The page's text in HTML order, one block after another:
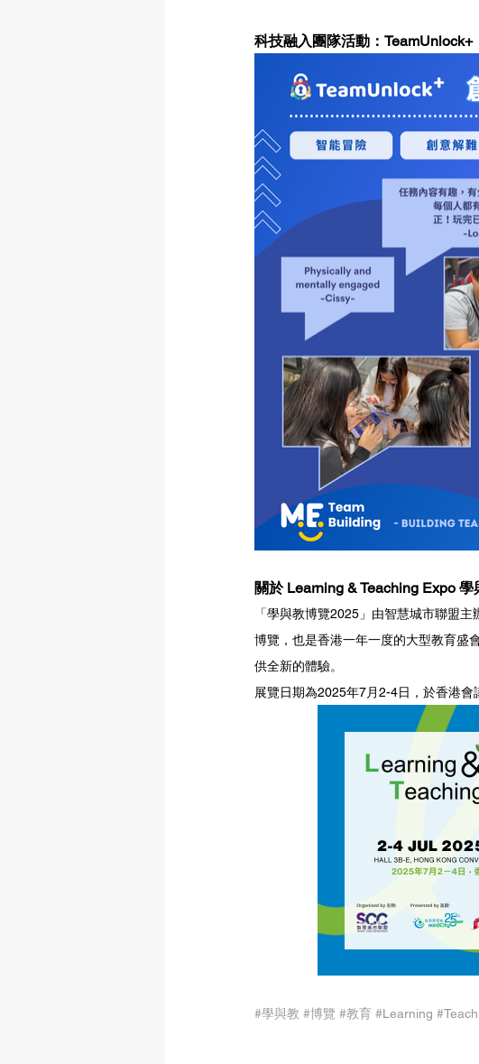
科技融入團隊活動：TeamUnlock+
關於 Learning & Teaching Expo
「學與教博覽2025」由智慧城市聯盟
博覽，也是香港一年一度的大型教育盛
供全新的體驗。
展覽日期為2025年7月2-4日，於香港
#學與教 #博覽 #教育 #Learning